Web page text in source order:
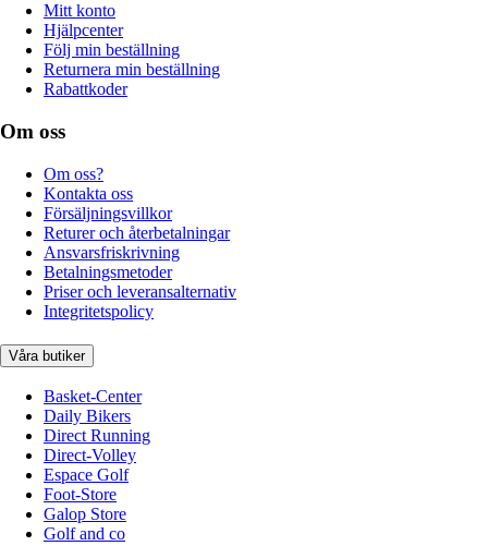
Mitt konto
Hjälpcenter
Följ min beställning
Returnera min beställning
Rabattkoder
Om oss
Om oss?
Kontakta oss
Försäljningsvillkor
Returer och återbetalningar
Ansvarsfriskrivning
Betalningsmetoder
Priser och leveransalternativ
Integritetspolicy
Våra butiker
Basket-Center
Daily Bikers
Direct Running
Direct-Volley
Espace Golf
Foot-Store
Galop Store
Golf and co